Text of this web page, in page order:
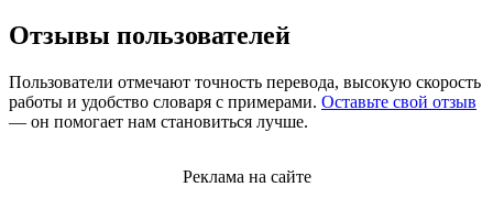
Отзывы пользователей
Пользователи отмечают точность перевода, высокую скорость
работы и удобство словаря с примерами. Оставьте свой отзыв
— он помогает нам становиться лучше.
Реклама на сайте